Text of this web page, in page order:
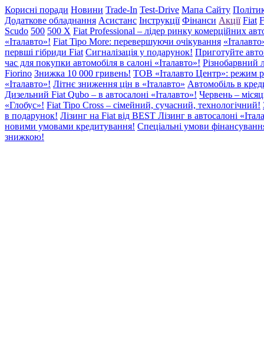
Корисні поради Новини Trade-In Test-Drive Мапа Сайту
Додаткове обладнання Асистанс Інструкції Фінанси Акції Fiat
Scudo 500 500 X Fiat Professional – лідер ринку комерційних
«Італавто»! Fiat Tipo More: перевершуючи очікування
первші гібриди Fiat Сигналізація у подарунок! Приготуйте
час для покупки автомобіля в салоні «Італавто»! Різнобарвний
Fiorino Знижка 10 000 гривень! ТОВ «Італавто Центр»: режим
«Італавто»! Літнє зниження цін в «Італавто» Автомобіль в
Дизельний Fiat Qubo – в автосалоні «Італавто»! Червень –
«Глобус»! Fiat Tipo Cross – сімейний, сучасний, технологічний!
в подарунок! Лізинг на Fiat від BEST Лізинг в автосалоні
новими умовами кредитування! Спеціальні умови
знижкою!